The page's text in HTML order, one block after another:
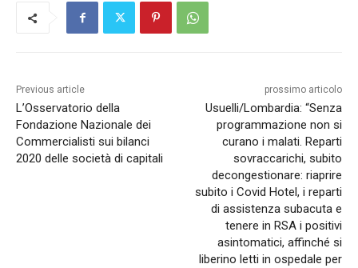
Previous article
L’Osservatorio della
Fondazione Nazionale dei
Commercialisti sui bilanci
2020 delle società di capitali
prossimo articolo
Usuelli/Lombardia: “Senza
programmazione non si
curano i malati. Reparti
sovraccarichi, subito
decongestionare: riaprire
subito i Covid Hotel, i reparti
di assistenza subacuta e
tenere in RSA i positivi
asintomatici, affinché si
liberino letti in ospedale per